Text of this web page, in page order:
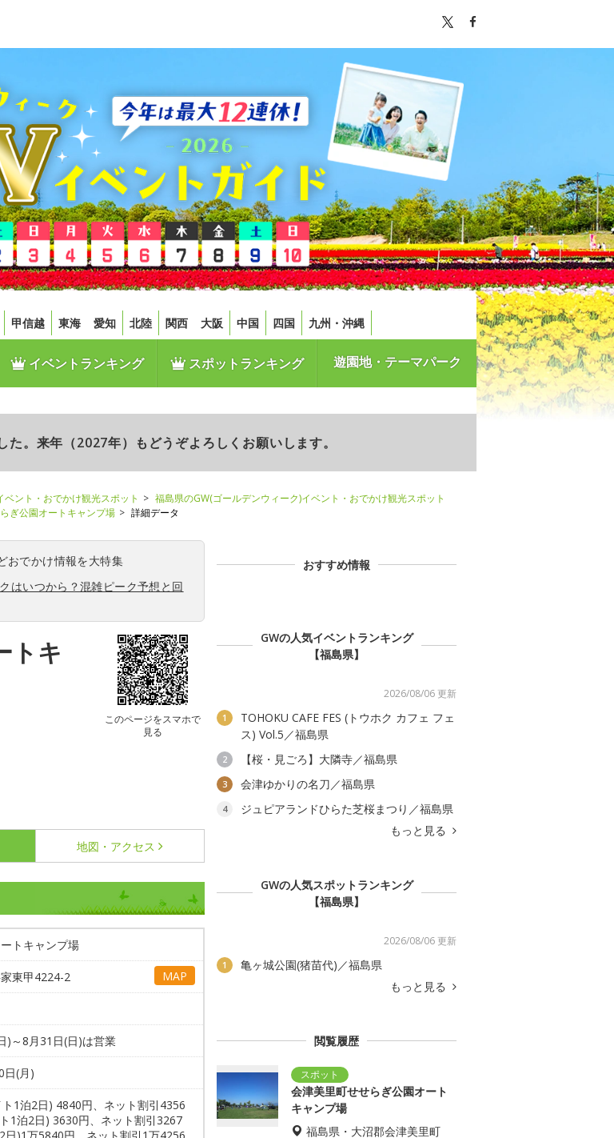
甲信越 東海 愛知 北陸 関西 大阪 中国 四国 九州・沖縄
イベントランキング スポットランキング 遊園地・テーマパーク
。来年（2027年）もどうぞよろしくお願いします。
ント・おでかけ観光スポット
福島県のGW(ゴールデンウィーク)イベント・おでかけ観光スポット
ぎ公園オートキャンプ場 詳細データ
おでかけ情報を大特集
はいつから？混雑ピーク予想と回
トキ
このページをスマホで
見る
地図・アクセス
トキャンプ場
東甲4224-2 MAP
)～8月31日(日)は営業
日(月)
1泊2日) 4840円、ネット割引4356
1泊2日) 3630円、ネット割引3267
おすすめ情報
GWの人気イベントランキング
【福島県】
2026/08/06 更新
1
TOHOKU CAFE FES (トウホク カフェ フェ
ス) Vol.5／福島県
2 【桜・見ごろ】大隣寺／福島県
3 会津ゆかりの名刀／福島県
4
ジュピアランドひらた芝桜まつり／福島県
もっと見る
GWの人気スポットランキング
【福島県】
2026/08/06 更新
1
亀ヶ城公園(猪苗代)／福島県
もっと見る
閲覧履歴
会津美里町せせらぎ公園オート
キャンプ場
福島県・大沼郡会津美里町